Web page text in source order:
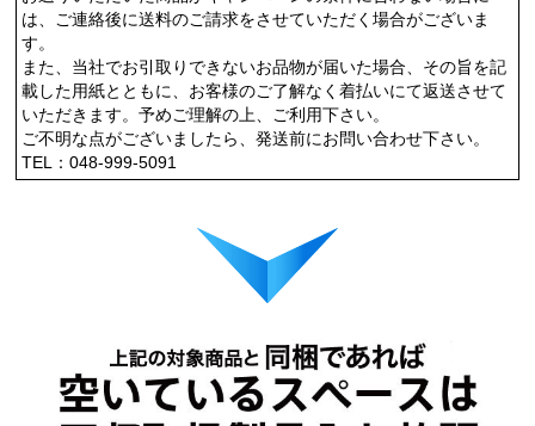
は、ご連絡後に送料のご請求をさせていただく場合がございま
す。
また、当社でお引取りできないお品物が届いた場合、その旨を記
載した用紙とともに、お客様のご了解なく着払いにて返送させて
いただきます。予めご理解の上、ご利用下さい。
ご不明な点がございましたら、発送前にお問い合わせ下さい。
TEL：048-999-5091